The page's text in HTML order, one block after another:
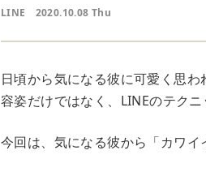
LINE 2020.10.08 Thu
日頃から気になる彼に可愛く思わ
容姿だけではなく、LINEのテク
今回は、気になる彼から「カワ